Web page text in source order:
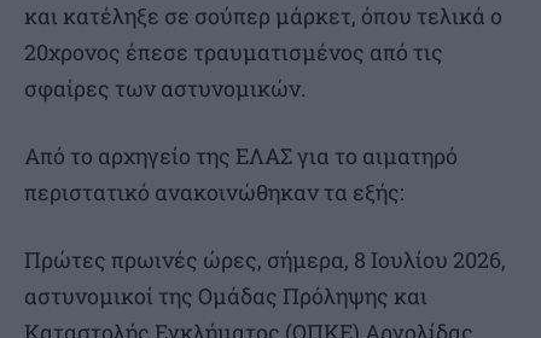
και κατέληξε σε σούπερ μάρκετ, όπου τελικά ο
20χρονος έπεσε τραυματισμένος από τις
σφαίρες των αστυνομικών.
Από το αρχηγείο της ΕΛΑΣ για το αιματηρό
περιστατικό ανακοινώθηκαν τα εξής:
Πρώτες πρωινές ώρες, σήμερα, 8 Ιουλίου 2026,
αστυνομικοί της Ομάδας Πρόληψης και